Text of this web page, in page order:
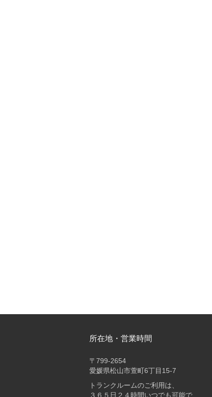
所在地・営業時間
〒 799-2654
愛媛県松山市萱町6丁目15-7
トランクルームのご利用は、
３６５日２４時間いつでも可能で